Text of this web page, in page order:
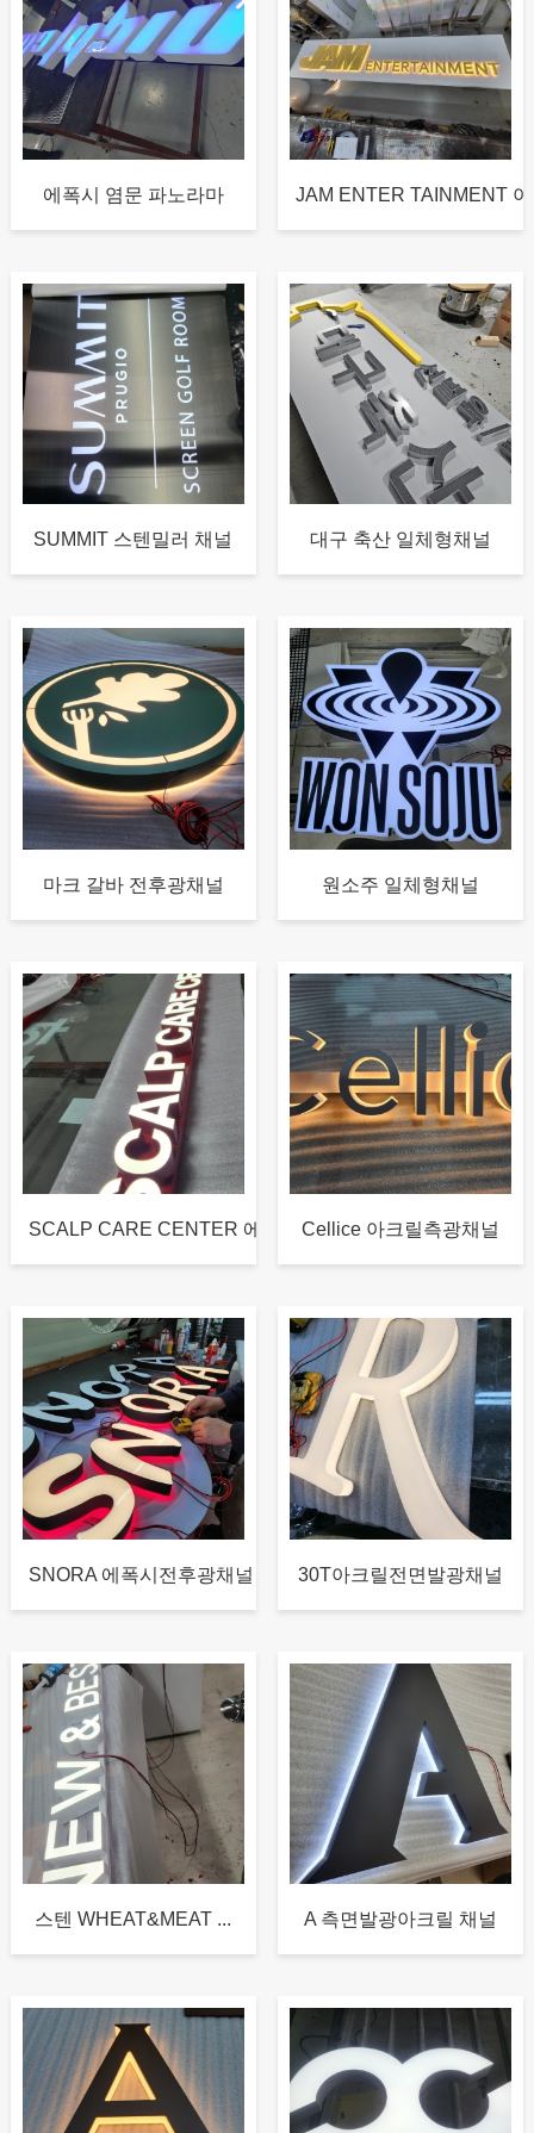
에폭시 염문 파노라마 JAM ENTER TAINMENT 아
SUMMIT 스텐밀러 채널 대구 축산 일체형채널
마크 갈바 전후광채널 원소주 일체형채널
SCALP CARE CENTER 에... Cellice 아크릴측광채널
SNORA 에폭시전후광채널 30T아크릴전면발광채널
스텐 WHEAT&MEAT ... A 측면발광아크릴 채널